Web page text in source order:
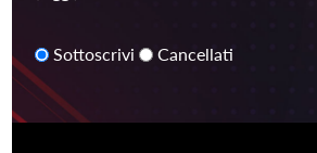
Sottoscrivi Cancellati